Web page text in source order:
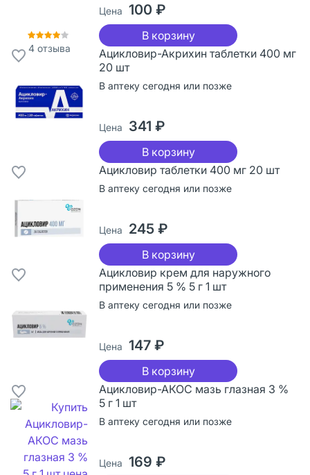
4отзыва
Цена 100 ₽
В корзину
Ацикловир-Акрихин таблетки 400 мг
20 шт
В аптеку сегодня или позже
Цена 341 ₽
В корзину
Ацикловир таблетки 400 мг 20 шт
В аптеку сегодня или позже
Цена 245 ₽
В корзину
Ацикловир крем для наружного
применения 5 % 5 г 1 шт
В аптеку сегодня или позже
Цена 147 ₽
В корзину
Ацикловир-АКОС мазь глазная 3 %
5 г 1 шт
В аптеку сегодня или позже
Цена 169 ₽